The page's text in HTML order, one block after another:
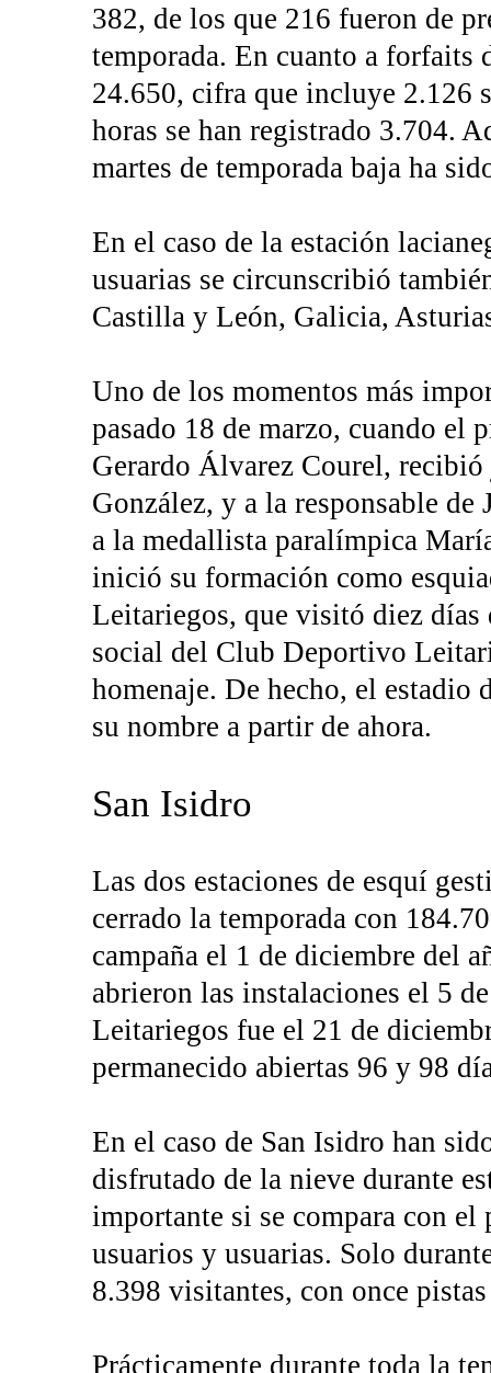
382, de los que 216 fueron de
temporada. En cuanto a forfaits
24.650, cifra que incluye 2.126
horas se han registrado 3.704.
martes de temporada baja ha
En el caso de la estación
usuarias se circunscribió
Castilla y León, Galicia,
Uno de los momentos más
pasado 18 de marzo, cuando el
Gerardo Álvarez Courel,
González, y a la responsable
a la medallista paralímpica
inició su formación como
Leitariegos, que visitó diez días
social del Club Deportivo
homenaje. De hecho, el estadio
su nombre a partir de ahora.
San Isidro
Las dos estaciones de esquí
cerrado la temporada con
campaña el 1 de diciembre del
abrieron las instalaciones el 5
Leitariegos fue el 21 de
permanecido abiertas 96 y 98
En el caso de San Isidro han
disfrutado de la nieve durante
importante si se compara con
usuarios y usuarias. Solo
8.398 visitantes, con once
Prácticamente durante toda la